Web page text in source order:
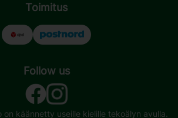
Toimitus
Follow us
on käännetty useille kielille tekoälyn avulla.